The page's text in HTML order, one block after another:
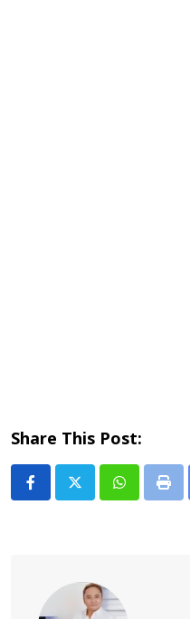
Share This Post:
Whatsapp
Print